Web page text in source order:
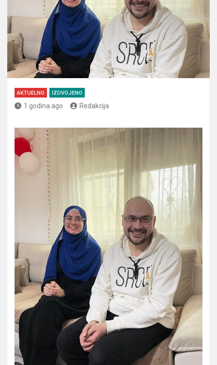
AKTUELNO IZDVOJENO
1 godina ago Redakcija